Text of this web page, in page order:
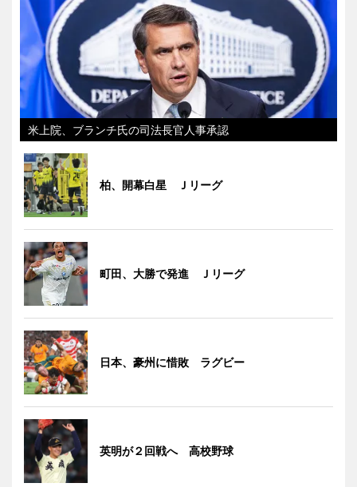
米上院、ブランチ氏の司法長官人事承認
柏、開幕白星 Ｊリーグ
町田、大勝で発進 Ｊリーグ
日本、豪州に惜敗 ラグビー
英明が２回戦へ 高校野球